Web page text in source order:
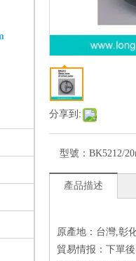
分享到:
型號： BK5212/
產品描述
原產地：台灣,彰
貿易情报：下單